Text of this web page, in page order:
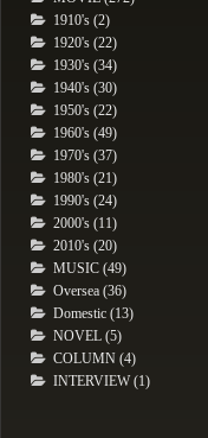
1910's (2)
1920's (22)
1930's (34)
1940's (30)
1950's (22)
1960's (49)
1970's (37)
1980's (21)
1990's (24)
2000's (11)
2010's (20)
MUSIC (49)
Oversea (36)
Domestic (13)
NOVEL (5)
COLUMN (4)
INTERVIEW (1)